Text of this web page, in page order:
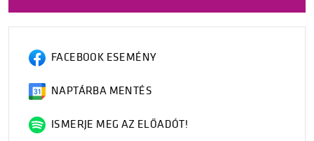
FACEBOOK ESEMÉNY
NAPTÁRBA MENTÉS
ISMERJE MEG AZ ELŐADÓT!